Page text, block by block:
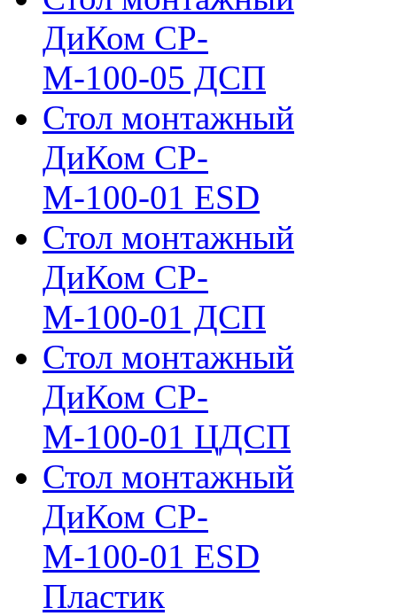
ДиКом СР-
М-100-05 ДСП
Стол монтажный
ДиКом СР-
М-100-01 ESD
Стол монтажный
ДиКом СР-
М-100-01 ДСП
Стол монтажный
ДиКом СР-
М-100-01 ЦДСП
Стол монтажный
ДиКом СР-
М-100-01 ESD
Пластик